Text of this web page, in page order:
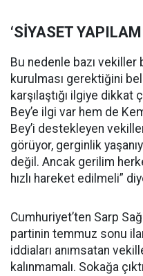
‘SİYASET
Bu nedenle bazı
kurulması gerektiğini
karşılaştığı ilgiye
Bey’e ilgi var hem de
Bey’i destekleyen
görüyor, gerginlik
değil. Ancak gerilim
hızlı hareket edilmeli”
Cumhuriyet’ten Sarp
partinin temmuz sonu
iddiaları anımsatan
kalınmamalı. Sokağa